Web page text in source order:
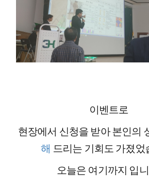
이벤트로
현장에서 신청을 받아 본인의
해 드리는 기회도 가졌었
오늘은 여기까지 입